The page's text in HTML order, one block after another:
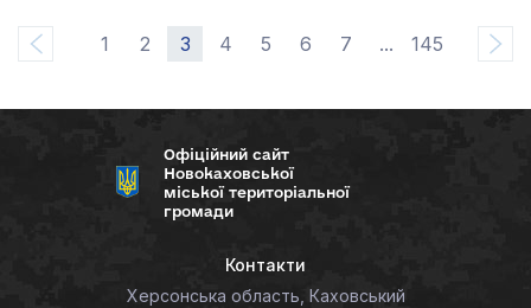
1 2 3 4 5 6 7 ... 145
Офіційний сайт
Новокаховської
міської територіальної
громади
Контакти
Херсонська область, Каховський